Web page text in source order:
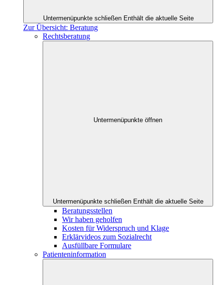
Untermenüpunkte schließen Enthält die aktuelle Seite
Zur Übersicht: Beratung
Rechtsberatung
Untermenüpunkte öffnen
Untermenüpunkte schließen Enthält die aktuelle Seite
Beratungsstellen
Wir haben geholfen
Kosten für Widerspruch und Klage
Erklärvideos zum Sozialrecht
Ausfüllbare Formulare
Patienteninformation